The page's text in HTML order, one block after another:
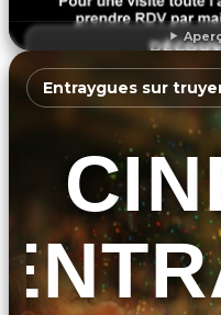
Entraygues sur